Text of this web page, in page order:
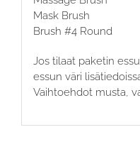
Mask Brush
Brush #4 Round
Jos tilaat paketin
essun väri
Vaihtoehdot musta,